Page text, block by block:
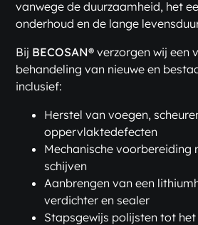
vanwege de duurzaamheid, het
onderhoud en de lange
Bij BECOSAN® verzorgen wij een
behandeling van nieuwe en
inclusief:
Herstel van voegen,
oppervlaktedefecten
Mechanische
schijven
Aanbrengen van een
verdichter en sealer
Stapsgewijs polijsten tot